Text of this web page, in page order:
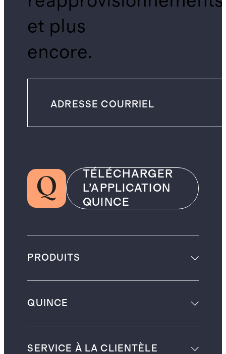
et plus
encore.
TÉLÉCHARGER
L’APPLICATION
QUINCE
PRODUITS
QUINCE
SERVICE À LA CLIENTÈLE